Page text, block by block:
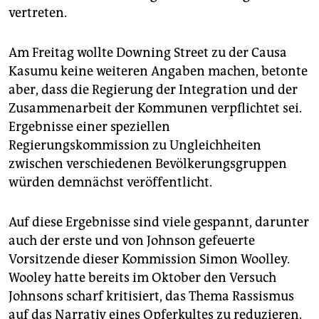
vertreten.
Am Freitag wollte Downing Street zu der Causa
Kasumu keine weiteren Angaben machen, betonte
aber, dass die Regierung der Integration und der
Zusammenarbeit der Kommunen verpflichtet sei.
Ergebnisse einer speziellen
Regierungskommission zu Ungleichheiten
zwischen verschiedenen Bevölkerungsgruppen
würden demnächst veröffentlicht.
Auf diese Ergebnisse sind viele gespannt, darunter
auch der erste und von Johnson gefeuerte
Vorsitzende dieser Kommission Simon Woolley.
Wooley hatte bereits im Oktober den Versuch
Johnsons scharf kritisiert, das Thema Rassismus
auf das Narrativ eines Opferkultes zu reduzieren.